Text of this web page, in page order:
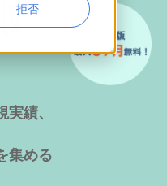
拒否
績、
集める